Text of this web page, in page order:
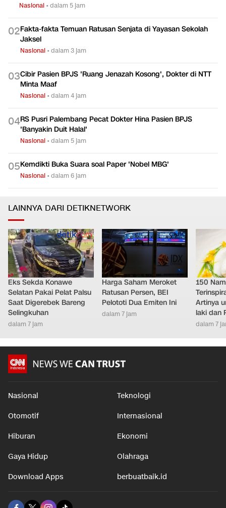
Nasional •dalam 5 jam
02Fakta-fakta Temuan Ratusan Senjata di Yayasan Sekolah
Jaksel
Nasional •dalam 3 jam
03Cibir Pasien BPJS 'Ruang Jenazah Kosong', Dokter di NTT
Minta Maaf
Nasional •dalam 4 jam
04RS Pusri Palembang Pecat Dokter Hina Pasien BPJS
'Banyakin Duit Halal'
Nasional •dalam 5 jam
05Kemdikti Buka Suara soal Paper 'Nobel MBG'
Nasional •dalam 6 jam
LAINNYA DARI DETIKNETWORK
Eks Sekda Konawe
Selatan Pakai Pelat Palsu
Saat Digerebek Bareng
Selingkuhan
dalam 7 jam
Harga Saham Meroket
Ratusan Persen, BEI
Pelototi Dua Emiten Ini
dalam 7 jam
150
Artinya
laki dan
dalam 7
Nasional Teknologi
Otomotif Internasional
Hiburan Ekonomi
Gaya Hidup Olahraga
Download Apps berbuatbaik.id